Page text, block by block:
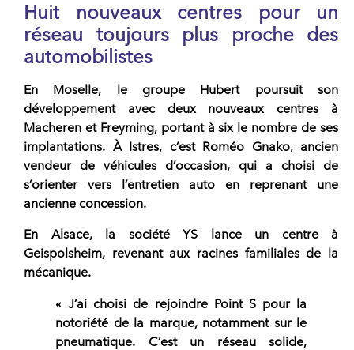
Huit nouveaux centres pour un
réseau toujours plus proche des
automobilistes
En Moselle, le groupe Hubertpoursuit son
développement avec deux nouveaux centres à
Macheren et Freyming, portant à six le nombre de ses
implantations. À Istres, c’est Roméo Gnako, ancien
vendeur de véhicules d’occasion, qui a choisi de
s’orienter vers l’entretien auto en reprenant une
ancienne concession.
En Alsace, la société YS lance un centre à
Geispolsheim, revenant aux racines familiales de la
mécanique.
« J’ai choisi de rejoindre Point S pour la
notoriété de la marque, notamment sur le
pneumatique. C’est un réseau solide,